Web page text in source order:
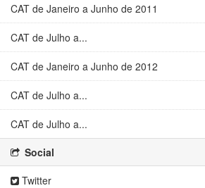
CAT de Janeiro a Junho de 2011
CAT de Julho a...
CAT de Janeiro a Junho de 2012
CAT de Julho a...
CAT de Julho a...
Social
Twitter